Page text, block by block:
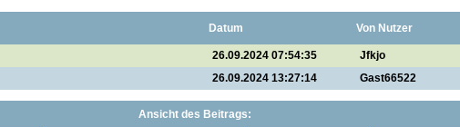
Datum Von Nutzer
26.09.2024 07:54:35
Jfkjo
26.09.2024 13:27:14 Gast66522
Ansicht des Beitrags: